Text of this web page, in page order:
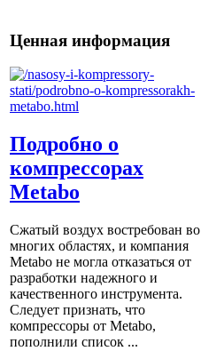
Ценная информация
Подробно о
компрессорах
Metabo
Сжатый воздух востребован во
многих областях, и компания
Metabo не могла отказаться от
разработки надежного и
качественного инструмента.
Следует признать, что
компрессоры от Metabо,
пополнили список ...